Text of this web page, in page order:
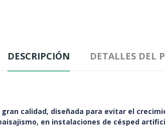
DESCRIPCIÓN DETALLES DEL
calidad, diseñada para evitar el
en instalaciones de césped